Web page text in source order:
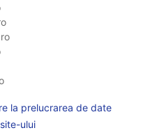
la prelucrarea de date
ului